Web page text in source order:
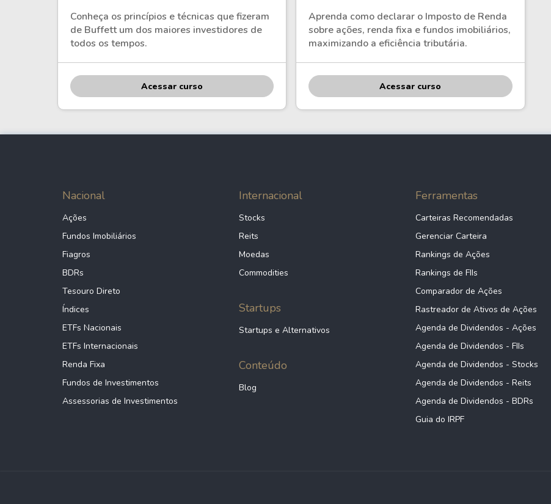
Conheça os princípios e técnicas que fizeram
de Buffett um dos maiores investidores de
todos os tempos.
Acessar curso
Aprenda como declarar o Imposto de Renda
sobre ações, renda fixa e fundos imobiliários,
maximizando a eficiência tributária.
Acessar curso
Nacional
Ações
Fundos Imobiliários
Fiagros
BDRs
Tesouro Direto
Índices
ETFs Nacionais
ETFs Internacionais
Renda Fixa
Fundos de Investimentos
Assessorias de Investimentos
Internacional
Stocks
Reits
Moedas
Commodities
Startups
Startups e Alternativos
Conteúdo
Blog
Ferramentas
Carteiras Recomendadas
Gerenciar Carteira
Rankings de Ações
Rankings de FIIs
Comparador de Ações
Rastreador de Ativos de Ações
Agenda de Dividendos - Ações
Agenda de Dividendos - FIIs
Agenda de Dividendos - Stocks
Agenda de Dividendos - Reits
Agenda de Dividendos - BDRs
Guia do IRPF